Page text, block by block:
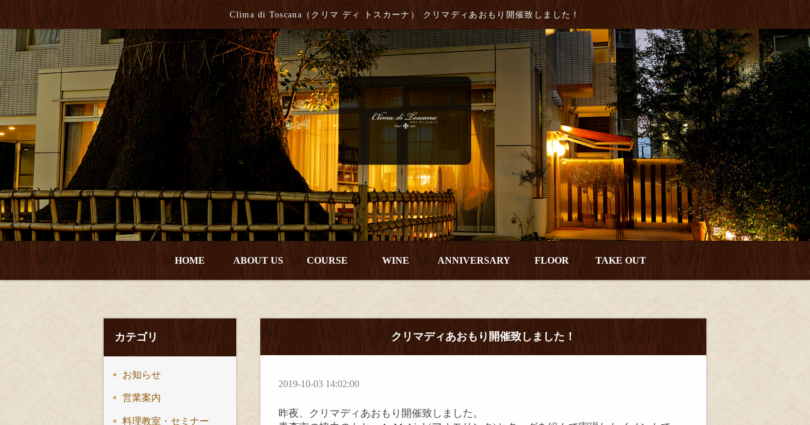
Clima di Toscana（クリマ ディ トスカーナ） クリマディあおもり開催致しました！
HOME ABOUT US COURSE WINE ANNIVERSARY FLOOR TAKE OUT
カテゴリ
お知らせ
営業案内
料理教室・セミナー
クリマディあおもり開催致しました！
2019-10-03 14:02:00
昨夜、
クリマディあおもり開催致しました。